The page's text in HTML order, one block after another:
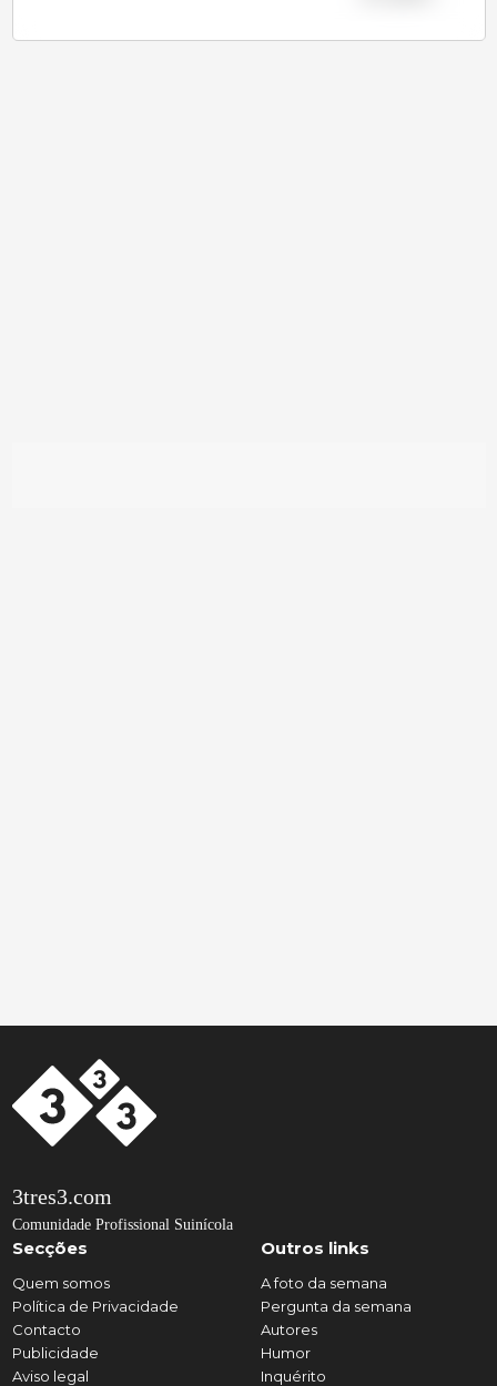
3tres3.com
Comunidade Profissional Suinícola
Secções
Quem somos
Política de Privacidade
Contacto
Publicidade
Aviso legal
Outros links
A foto da semana
Pergunta da semana
Autores
Humor
Inquérito